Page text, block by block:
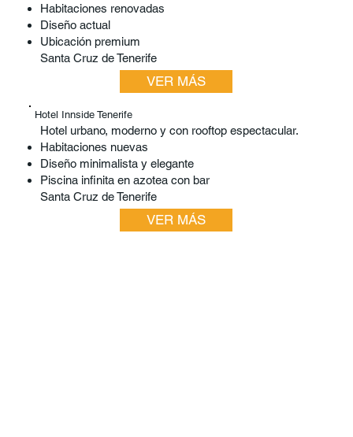
Habitaciones renovadas
Diseño actual
Ubicación premium
Santa Cruz de Tenerife
VER MÁS
Hotel Innside Tenerife
Hotel urbano, moderno y con rooftop espectacular.
Habitaciones nuevas
Diseño minimalista y elegante
Piscina infinita en azotea con bar
Santa Cruz de Tenerife
VER MÁS